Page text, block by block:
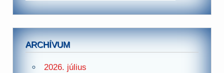
ARCHÍVUM
2026. július